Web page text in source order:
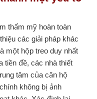
thẩm mỹ hoàn toàn
các giải pháp khác
một hộp treo duy nhất
tiền đề, các nhà thiết
tâm của căn hộ
không bị ảnh